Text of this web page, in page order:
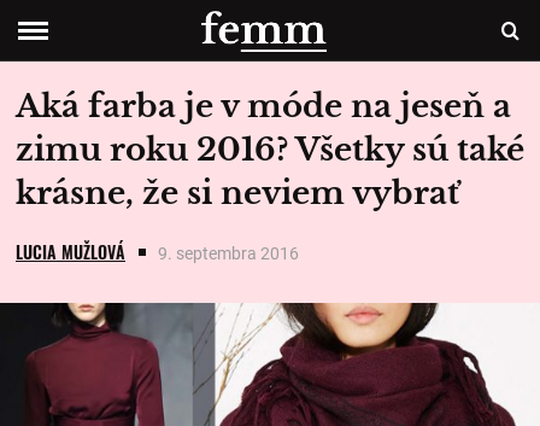
Aká farba je v móde na jeseň a
zimu roku 2016? Všetky sú také
krásne, že si neviem vybrať
LUCIA MUŽLOVÁ 9. septembra 2016